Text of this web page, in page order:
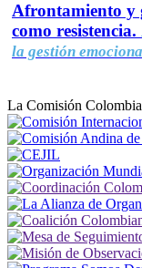
Afrontamiento y
como resistencia.
la gestión
La Comisión